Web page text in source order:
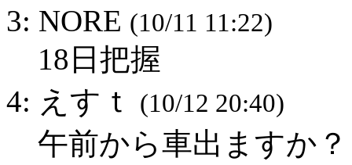
3: NORE (10/11 11:22)
18日把握
4: えすｔ
(10/12 20:40)
午前から車出ますか？